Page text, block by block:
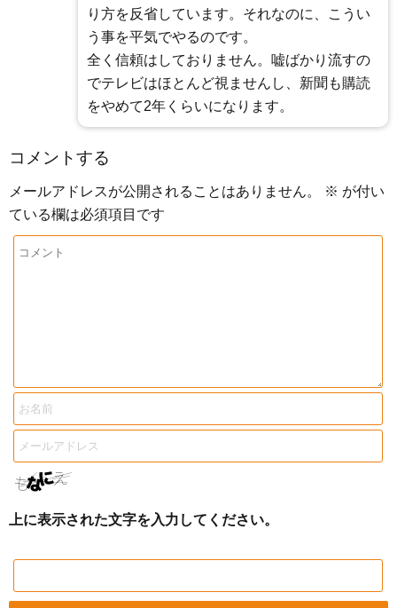
り方を反省しています。それなのに、こうい
う事を平気でやるのです。
全く信頼はしておりません。嘘ばかり流すの
でテレビはほとんど視ませんし、新聞も購読
をやめて2年くらいになります。
コメントする
メールアドレスが公開されることはありません。 ※ が付い
ている欄は必須項目です
上に表示された文字を入力してください。